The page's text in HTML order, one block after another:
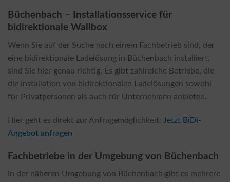
Büchenbach – Installationsservice für
bidirektionale Wallbox
Wenn Sie auf der Suche nach einem Fachbetrieb sind, der
eine bidirektionale Ladelösung in Büchenbach installiert,
sind Sie hier genau richtig. Es gibt zahlreiche Betriebe, die
die Installation von bidirektionalen Ladelösungen sowohl
für Privatpersonen als auch für Unternehmen anbieten.
Hier geht es direkt zur Anfragemöglichkeit: Jetzt BiDi-
Angebot anfragen
Fachbetriebe in der Umgebung von Büchenbach
In der näheren Umgebung von Büchenbach gibt es mehrere